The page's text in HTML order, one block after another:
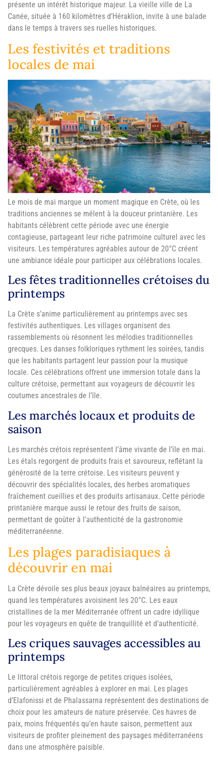
présente un intérêt historique majeur. La vieille ville de La
Canée, située à 160 kilomètres d’Héraklion, invite à une balade
dans le temps à travers ses ruelles historiques.
Les festivités et traditions
locales de mai
Le mois de mai marque un moment magique en Crète, où les
traditions anciennes se mêlent à la douceur printanière. Les
habitants célèbrent cette période avec une énergie
contagieuse, partageant leur riche patrimoine culturel avec les
visiteurs. Les températures agréables autour de 20°C créent
une ambiance idéale pour participer aux célébrations locales.
Les fêtes traditionnelles crétoises du
printemps
La Crète s’anime particulièrement au printemps avec ses
festivités authentiques. Les villages organisent des
rassemblements où résonnent les mélodies traditionnelles
grecques. Les danses folkloriques rythment les soirées, tandis
que les habitants partagent leur passion pour la musique
locale. Ces célébrations offrent une immersion totale dans la
culture crétoise, permettant aux voyageurs de découvrir les
coutumes ancestrales de l’île.
Les marchés locaux et produits de
saison
Les marchés crétois représentent l’âme vivante de l’île en mai.
Les étals regorgent de produits frais et savoureux, reflétant la
générosité de la terre crétoise. Les visiteurs peuvent y
découvrir des spécialités locales, des herbes aromatiques
fraîchement cueillies et des produits artisanaux. Cette période
printanière marque aussi le retour des fruits de saison,
permettant de goûter à l’authenticité de la gastronomie
méditerranéenne.
Les plages paradisiaques à
découvrir en mai
La Crète dévoile ses plus beaux joyaux balnéaires au printemps,
quand les températures avoisinent les 20°C. Les eaux
cristallines de la mer Méditerranée offrent un cadre idyllique
pour les voyageurs en quête de tranquillité et d’authenticité.
Les criques sauvages accessibles au
printemps
Le littoral crétois regorge de petites criques isolées,
particulièrement agréables à explorer en mai. Les plages
d’Elafonissi et de Phalassarna représentent des destinations de
choix pour les amateurs de nature préservée. Ces havres de
paix, moins fréquentés qu’en haute saison, permettent aux
visiteurs de profiter pleinement des paysages méditerranéens
dans une atmosphère paisible.